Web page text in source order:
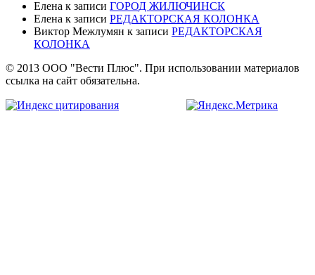
Елена к записи ГОРОД ЖИЛЮЧИНСК
Елена к записи РЕДАКТОРСКАЯ КОЛОНКА
Виктор Межлумян к записи РЕДАКТОРСКАЯ
КОЛОНКА
© 2013 ООО "Вести Плюс". При использовании материалов
ссылка на сайт обязательна.